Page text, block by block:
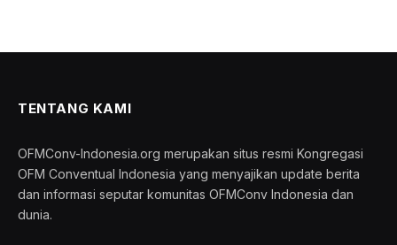
TENTANG KAMI
OFMConv-Indonesia.org merupakan situs resmi Kongregasi
OFM Conventual Indonesia yang menyajikan update berita
dan informasi seputar komunitas OFMConv Indonesia dan
dunia.